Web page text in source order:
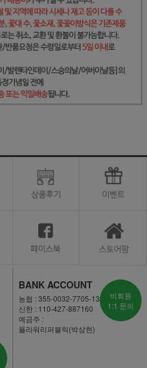
BANK ACCOUNT
농협 : 355-0032-7705-13
신한 : 110-427-887160
예금주 :
플라워리퍼블릭(박상현)
비회원
1:1 문의